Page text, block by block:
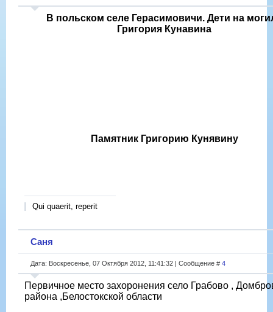
В польском селе Герасимовичи. Дети на
Григория Кунавина
Памятник Григорию Кунявину
Qui quaerit, reperit
Саня
Дата: Воскресенье, 07 Октября 2012, 11:41:32 | Сообщение # 4
Первичное место захоронения село Грабово ,
района ,Белостокской области